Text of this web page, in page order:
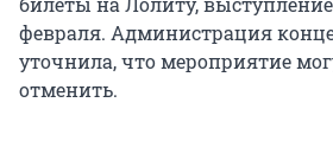
февраля. Администрация
уточнила, что мероприятие
отменить.